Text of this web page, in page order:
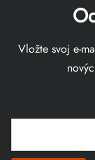
Vložte svoj e-